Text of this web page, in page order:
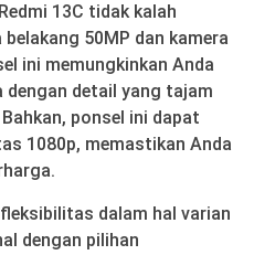
13C tidak kalah
50MP dan kamera
ini memungkinkan Anda
dengan detail yang tajam
ponsel ini dapat
1080p, memastikan Anda
dalam hal varian
dengan pilihan